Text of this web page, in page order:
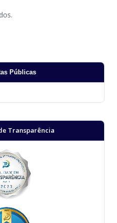
Públicas
Transparência